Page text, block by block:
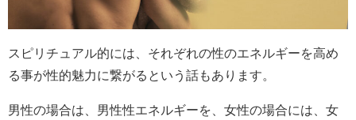
スピリチュアル的には、それぞれの性のエネルギーを高め
る事が性的魅力に繋がるという話もあります。
男性の場合は、男性性エネルギーを、女性の場合には、女